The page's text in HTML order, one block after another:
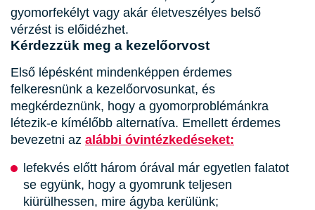
gyomorfekélyt vagy akár életveszélyes belső
vérzést is előidézhet.
Kérdezzük meg a kezelőorvost
Első lépésként mindenképpen érdemes
felkeresnünk a kezelőorvosunkat, és
megkérdeznünk, hogy a gyomorproblémánkra
létezik-e kímélőbb alternatíva. Emellett érdemes
bevezetni az alábbi óvintézkedéseket:
lefekvés előtt három órával már egyetlen falatot
se együnk, hogy a gyomrunk teljesen
kiürülhessen, mire ágyba kerülünk;